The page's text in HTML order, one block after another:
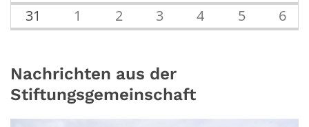
Nachrichten aus der
Stiftungsgemeinschaft
31
1 2 3 4 5 6